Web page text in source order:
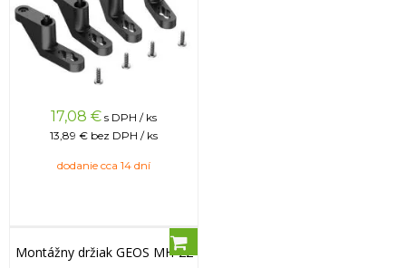
17,08 € s DPH / ks
13,89 € bez DPH / ks
dodanie cca 14 dní
Montážny držiak GEOS MH-22